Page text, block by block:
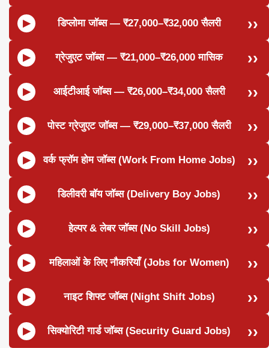
डिप्लोमा जॉब्स — ₹27,000–₹32,000 सैलरी
ग्रेजुएट जॉब्स — ₹21,000–₹26,000 मासिक
आईटीआई जॉब्स — ₹26,000–₹34,000 सैलरी
पोस्ट ग्रेजुएट जॉब्स — ₹29,000–₹37,000 सैलरी
वर्क फ्रॉम होम जॉब्स (Work From Home Jobs)
डिलीवरी बॉय जॉब्स (Delivery Boy Jobs)
हेल्पर & लेबर जॉब्स (No Skill Jobs)
महिलाओं के लिए नौकरियाँ (Jobs for Women)
नाइट शिफ्ट जॉब्स (Night Shift Jobs)
सिक्योरिटी गार्ड जॉब्स (Security Guard Jobs)